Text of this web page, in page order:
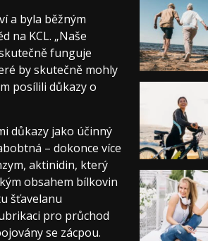
a byla běžným
na KCL. „Naše
funguje
by skutečně mohly
posílili důkazy o
důkazy jako účinný
– dokonce více
aktinidin, který
obsahem bílkovin
šťavelanu
pro průchod
se zácpou.